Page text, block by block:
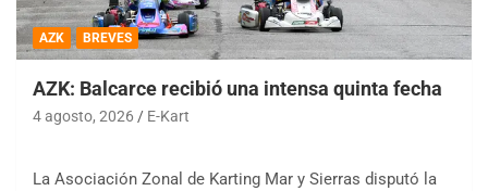
AZK BREVES
AZK: Balcarce recibió una intensa quinta fecha
4 agosto, 2026 E-Kart
La Asociación Zonal de Karting Mar y Sierras disputó la